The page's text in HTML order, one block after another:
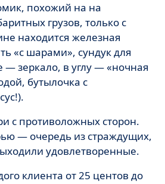
похожий на на
грузов, только с
находится железная
«с шарами», сундук для
— зеркало, в углу — «ночная
бутылочка с
с противоложных сторон.
— очередь из страждущих,
удовлетворенные.
клиента от 25 центов до